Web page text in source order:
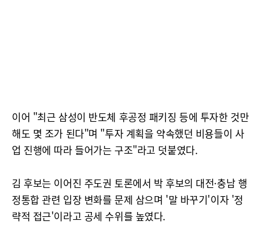
이어 "최근 삼성이 반도체 후공정 패키징 등에 투자한 것만
해도 몇 조가 된다"며 "투자 계획을 약속했던 비용들이 사
업 진행에 따라 들어가는 구조"라고 덧붙였다.
김 후보는 이어진 주도권 토론에서 박 후보의 대전·충남 행
정통합 관련 입장 변화를 문제 삼으며 '말 바꾸기'이자 '정
략적 접근'이라고 공세 수위를 높였다.